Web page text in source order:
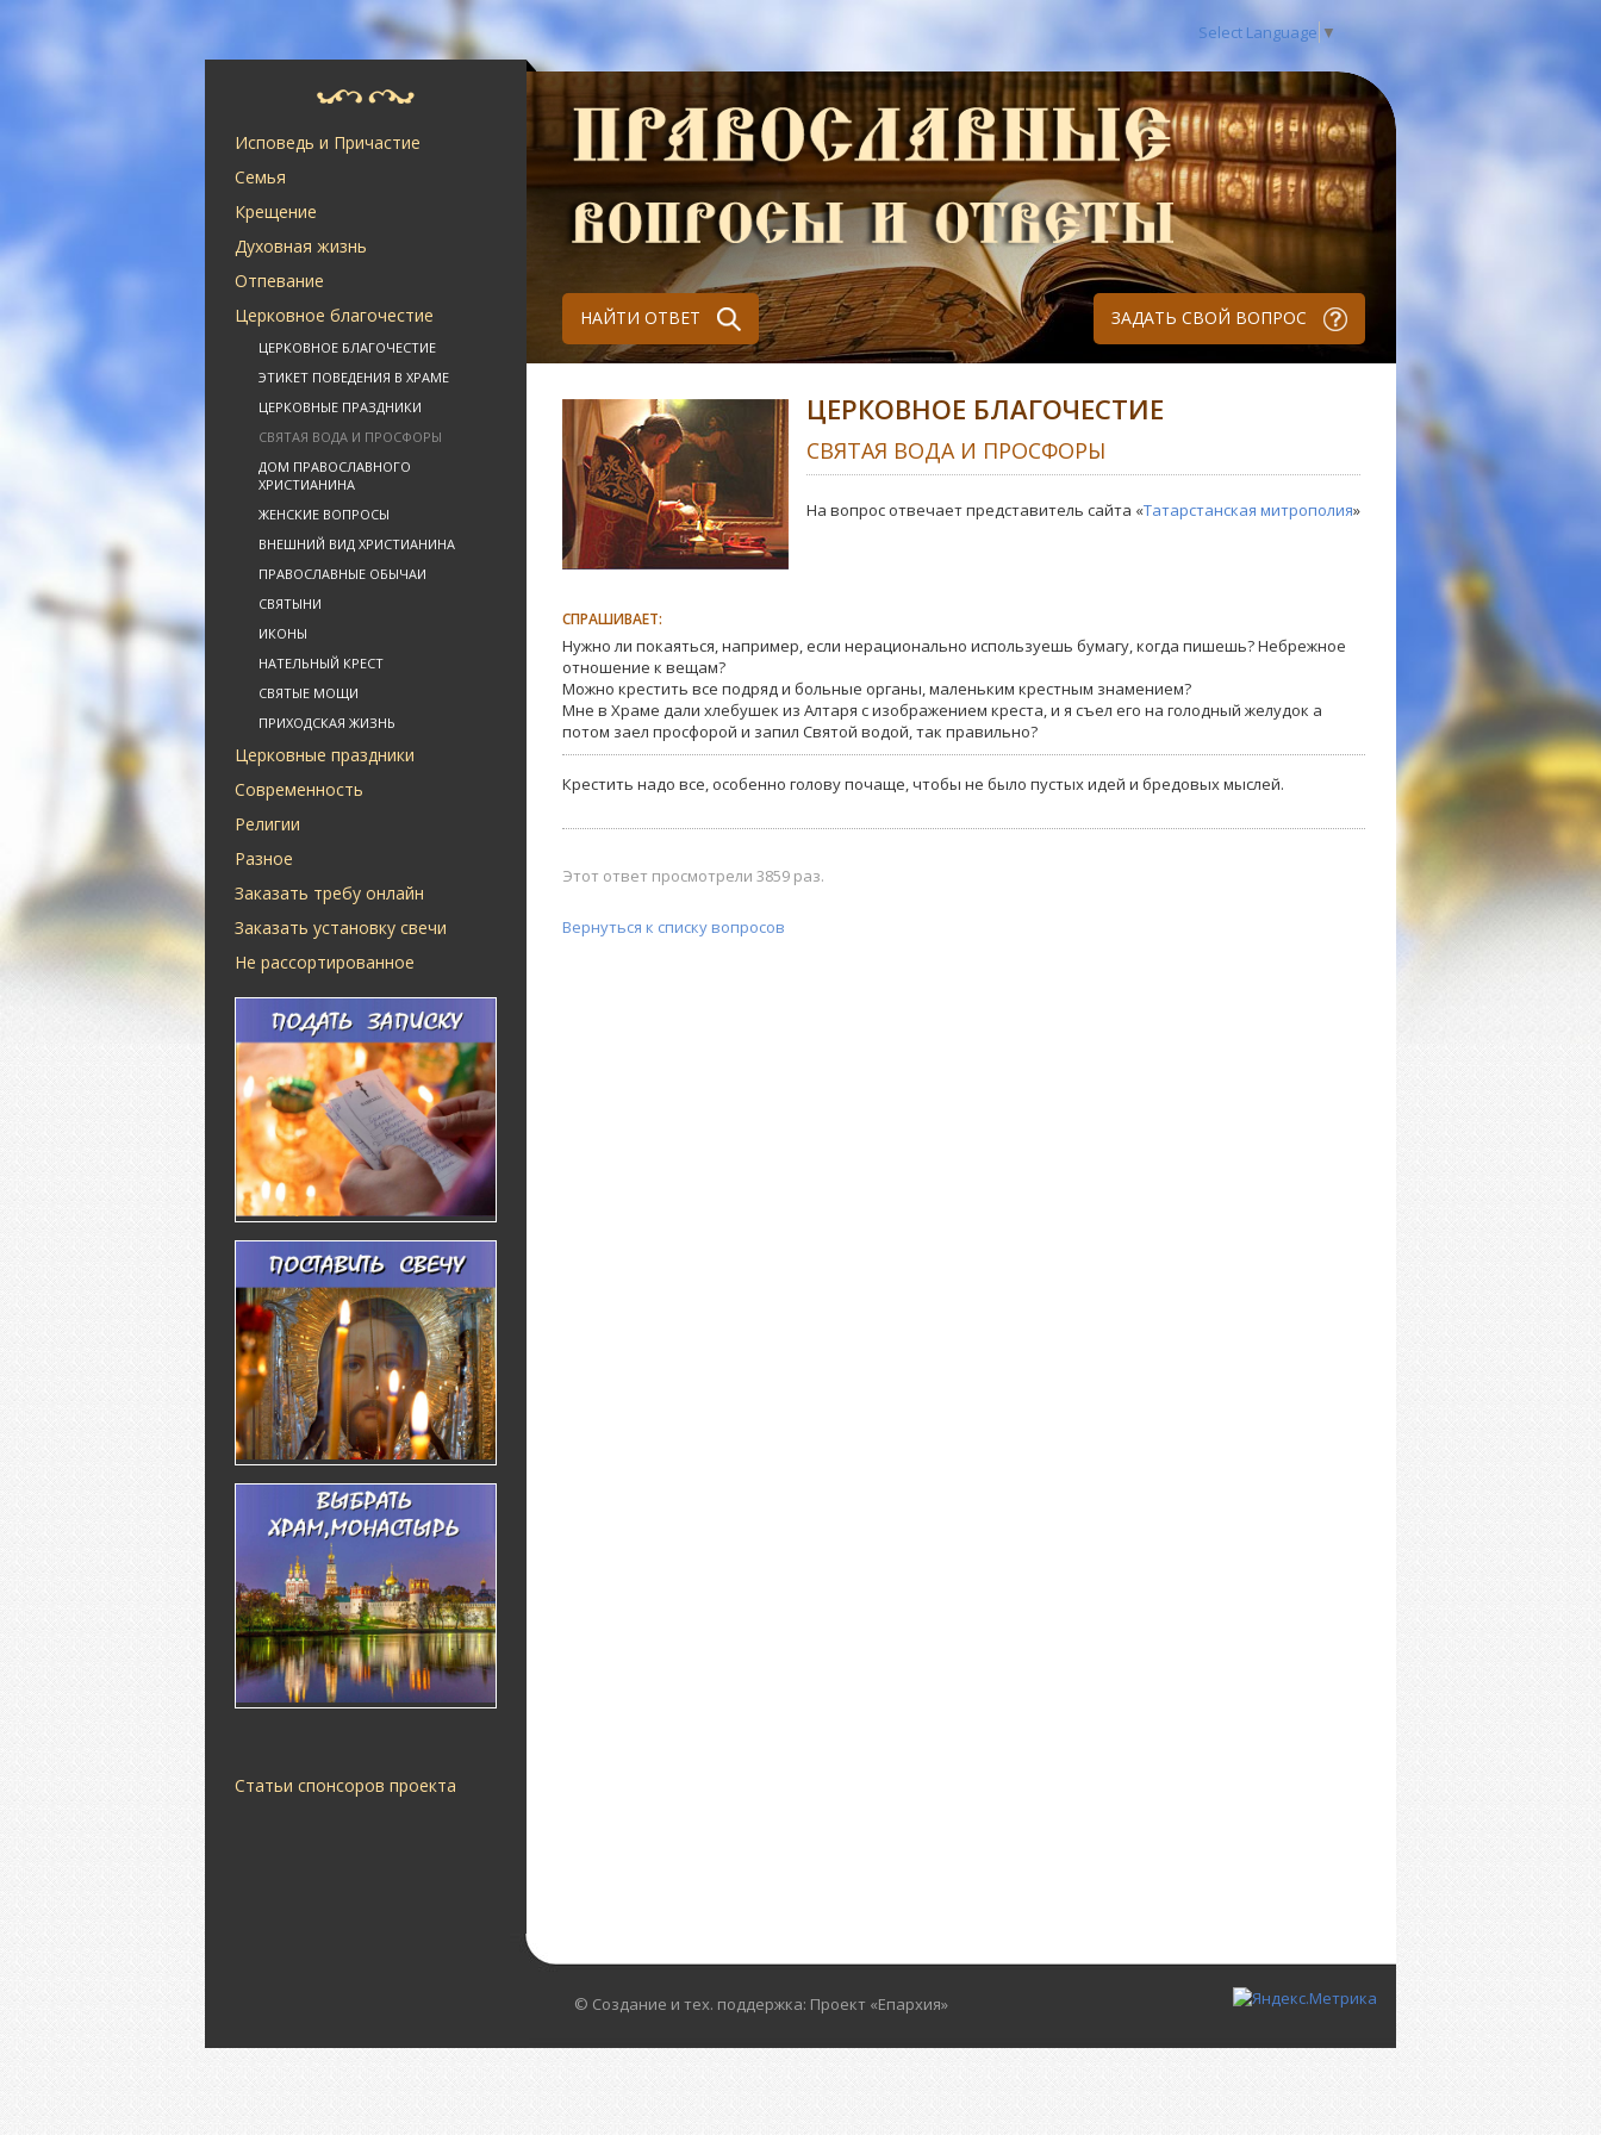
Select Language ▼
Исповедь и Причастие
Семья
Крещение
Духовная жизнь
Отпевание
Церковное благочестие
ЦЕРКОВНОЕ БЛАГОЧЕСТИЕ
ЭТИКЕТ ПОВЕДЕНИЯ В ХРАМЕ
ЦЕРКОВНЫЕ ПРАЗДНИКИ
СВЯТАЯ ВОДА И ПРОСФОРЫ
ДОМ ПРАВОСЛАВНОГО
ХРИСТИАНИНА
ЖЕНСКИЕ ВОПРОСЫ
ВНЕШНИЙ ВИД ХРИСТИАНИНА
ПРАВОСЛАВНЫЕ ОБЫЧАИ
СВЯТЫНИ
ИКОНЫ
НАТЕЛЬНЫЙ КРЕСТ
СВЯТЫЕ МОЩИ
ПРИХОДСКАЯ ЖИЗНЬ
Церковные праздники
Современность
Религии
Разное
Заказать требу онлайн
Заказать установку свечи
Не рассортированное
Статьи спонсоров проекта
НАЙТИ ОТВЕТ ЗАДАТЬ СВОЙ ВОПРОС
ЦЕРКОВНОЕ БЛАГОЧЕСТИЕ
СВЯТАЯ ВОДА И ПРОСФОРЫ
На вопрос отвечает представитель сайта «Татарстанская митрополия»
СПРАШИВАЕТ:
Нужно ли покаяться, например, если нерационально используешь бумагу, когда пишешь? Небрежное
отношение к вещам?
Можно крестить все подряд и больные органы, маленьким крестным знамением?
Мне в Храме дали хлебушек из Алтаря с изображением креста, и я съел его на голодный желудок а
потом заел просфорой и запил Святой водой, так правильно?
Крестить надо все, особенно голову почаще, чтобы не было пустых идей и бредовых мыслей.
Этот ответ просмотрели 3859 раз.
Вернуться к списку вопросов
© Создание и тех. поддержка: Проект «Епархия»